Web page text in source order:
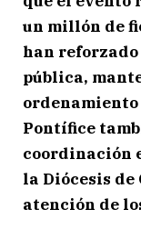
un millón de
han
pública,
Pontífice
coordinación
la Diócesis
atención de